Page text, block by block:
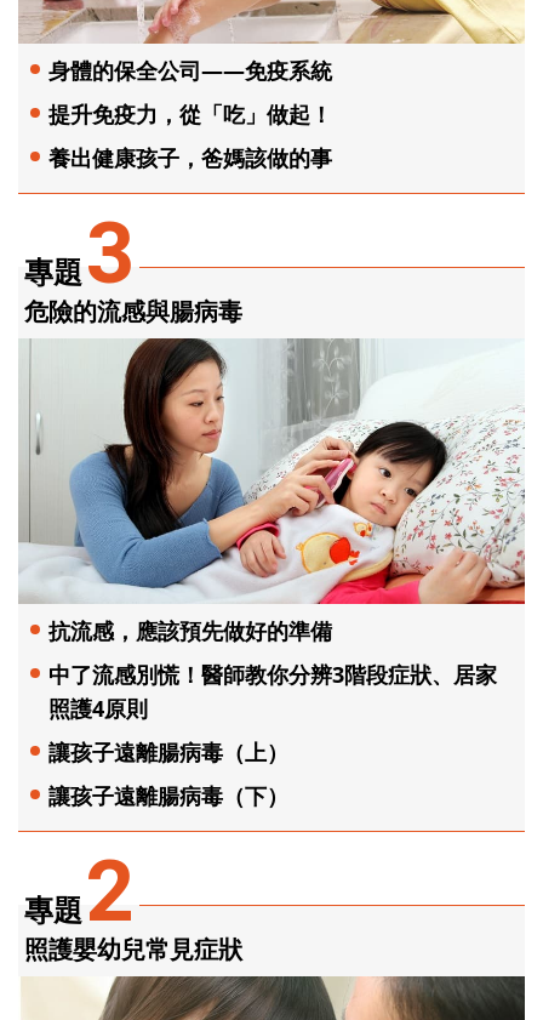
專題2
照護嬰幼兒常見症狀
專題3
危險的流感與腸病毒
抗流感，應該預先做好的準備
中了流感別慌！醫師教你分辨3階段症狀、居家
照護4原則
讓孩子遠離腸病毒（上）
讓孩子遠離腸病毒（下）
身體的保全公司——免疫系統
提升免疫力，從「吃」做起！
養出健康孩子，爸媽該做的事